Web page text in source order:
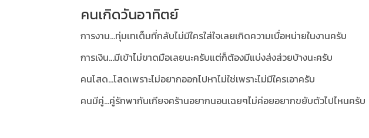
คนเกิดวันอาทิตย์
การงาน...ทุ่มเทเต็มที่กลับไม่มีใครใส่ใจเลยเกิดความเบื่อหน่ายในงานครับ
การเงิน...มีเข้าไม่ขาดมือเลยนะครับแต่ก็ต้องมีแบ่งส่งส่วยบ้างนะครับ
คนโสด...โสดเพราะไม่อยากออกไปหาไม่ใช่เพราะไม่มีใครเอาครับ
คนมีคู่...คู่รักพากันเกียจคร้านอยากนอนเฉยๆไม่ค่อยอยากขยับตัวไปไหนครับ